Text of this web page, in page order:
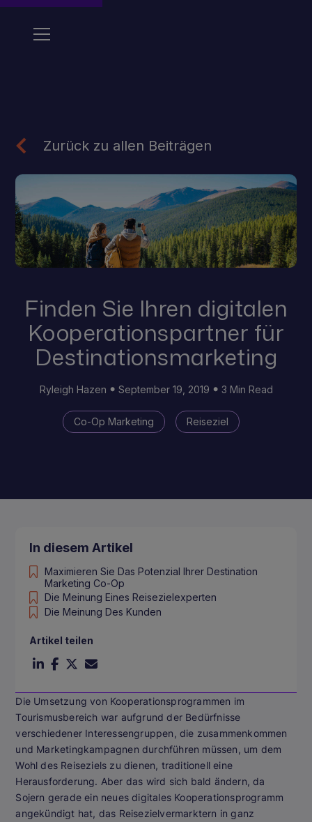
Zurück zu allen Beiträgen
Finden Sie Ihren digitalen
Kooperationspartner für
Destinationsmarketing
Ryleigh Hazen September 19, 2019 3 Min Read
Co-Op Marketing Reiseziel
Die Umsetzung von Kooperationsprogrammen im
Tourismusbereich war aufgrund der Bedürfnisse
verschiedener Interessengruppen, die zusammenkommen
und Marketingkampagnen durchführen müssen, um dem
Wohl des Reiseziels zu dienen, traditionell eine
Herausforderung. Aber das wird sich bald ändern, da
Sojern gerade ein neues digitales Kooperationsprogramm
angekündigt hat, das Reisezielvermarktern in ganz
In diesem Artikel
Maximieren Sie Das Potenzial Ihrer Destination
Marketing Co-Op
Die Meinung Eines Reisezielexperten
Die Meinung Des Kunden
Artikel teilen